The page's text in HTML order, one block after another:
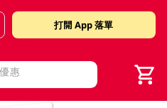
打開 App 落單